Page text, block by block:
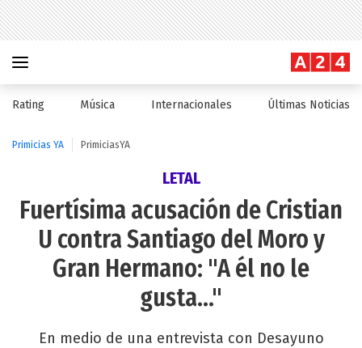
Rating Música Internacionales Últimas Noticias
Primicias YA PrimiciasYA
LETAL
Fuertísima acusación de Cristian
U contra Santiago del Moro y
Gran Hermano: "A él no le
gusta..."
En medio de una entrevista con Desayuno